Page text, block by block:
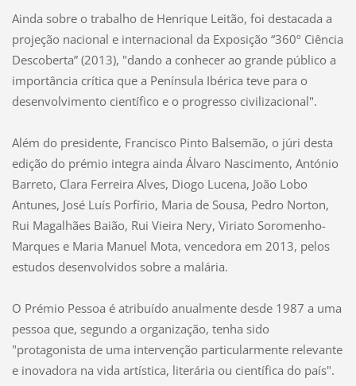
Ainda sobre o trabalho de Henrique Leitão, foi destacada a
projeção nacional e internacional da Exposição “360º Ciência
Descoberta” (2013), "dando a conhecer ao grande público a
importância crítica que a Península Ibérica teve para o
desenvolvimento científico e o progresso civilizacional".
Além do presidente, Francisco Pinto Balsemão, o júri desta
edição do prémio integra ainda Álvaro Nascimento, António
Barreto, Clara Ferreira Alves, Diogo Lucena, João Lobo
Antunes, José Luís Porfírio, Maria de Sousa, Pedro Norton,
Rui Magalhães Baião, Rui Vieira Nery, Viriato Soromenho-
Marques e Maria Manuel Mota, vencedora em 2013, pelos
estudos desenvolvidos sobre a malária.
O Prémio Pessoa é atribuído anualmente desde 1987 a uma
pessoa que, segundo a organização, tenha sido
"protagonista de uma intervenção particularmente relevante
e inovadora na vida artística, literária ou científica do país".